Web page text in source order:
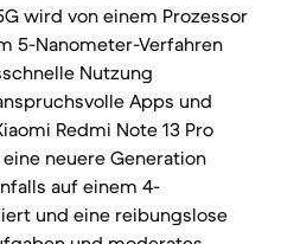
wird von einem Prozessor
5-Nanometer-Verfahren
Nutzung
Apps und
Redmi Note 13 Pro
neuere Generation
auf einem 4-
und eine reibungslose